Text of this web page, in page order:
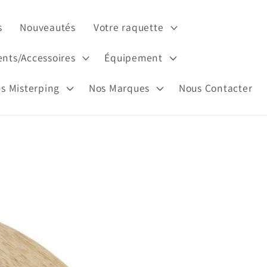
Nouveautés Votre raquette
Accessoires Équipement
Misterping Nos Marques Nous Contacter